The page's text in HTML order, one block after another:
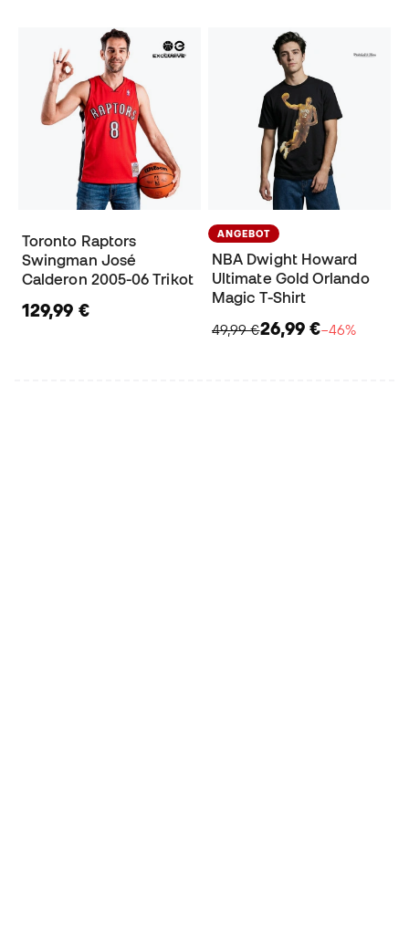
Toronto Raptors
Swingman José
Calderon 2005-06 Trikot
129,99 €
ANGEBOT
NBA Dwight Howard
Ultimate Gold Orlando
Magic T-Shirt
49,99 €26,99 €−46%